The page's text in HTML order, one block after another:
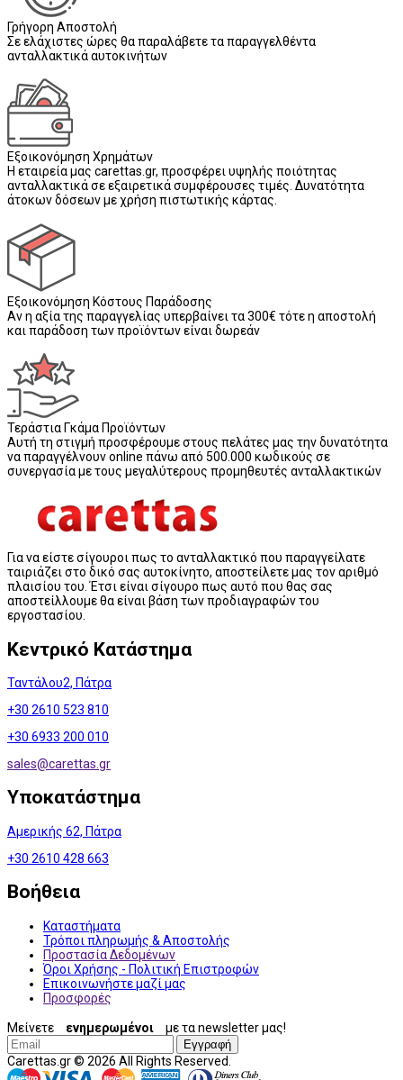
Γρήγορη Αποστολή
Σε ελάχιστες ώρες θα παραλάβετε τα παραγγελθέντα
ανταλλακτικά αυτοκινήτων
Εξοικονόμηση Χρημάτων
Η εταιρεία μας carettas.gr, προσφέρει υψηλής ποιότητας
ανταλλακτικά σε εξαιρετικά συμφέρουσες τιμές. Δυνατότητα
άτοκων δόσεων με χρήση πιστωτικής κάρτας.
Εξοικονόμηση Κόστους Παράδοσης
Αν η αξία της παραγγελίας υπερβαίνει τα 300€ τότε η αποστολή
και παράδοση των προϊόντων είναι δωρεάν
Τεράστια Γκάμα Προϊόντων
Αυτή τη στιγμή προσφέρουμε στους πελάτες μας την δυνατότητα
να παραγγέλνουν online πάνω από 500.000 κωδικούς σε
συνεργασία με τους μεγαλύτερους προμηθευτές ανταλλακτικών
Για να είστε σίγουροι πως το ανταλλακτικό που παραγγείλατε
ταιριάζει στο δικό σας αυτοκίνητο, αποστείλετε μας τον αριθμό
πλαισίου του. Έτσι είναι σίγουρο πως αυτό που θας σας
αποστείλλουμε θα είναι βάση των προδιαγραφών του
εργοστασίου.
Κεντρικό Κατάστημα
Ταντάλου2, Πάτρα
+30 2610 523 810
+30 6933 200 010
sales@carettas.gr
Υποκατάστημα
Αμερικής 62, Πάτρα
+30 2610 428 663
Βοήθεια
Καταστήματα
Τρόποι πληρωμής & Αποστολής
Προστασία Δεδομένων
Όροι Χρήσης - Πολιτική Επιστροφών
Επικοινωνήστε μαζί μας
Προσφορές
Μείνετε ενημερωμένοι με τα newsletter μας!
Εγγραφή
Carettas.gr © 2026 All Rights Reserved.